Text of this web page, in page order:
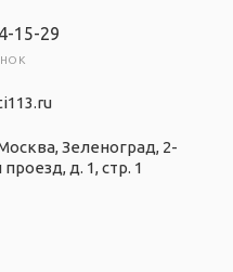
15-29
Зеленоград, 2-
д. 1, стр. 1